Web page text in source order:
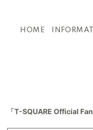
HOME
「T-SQUARE Official